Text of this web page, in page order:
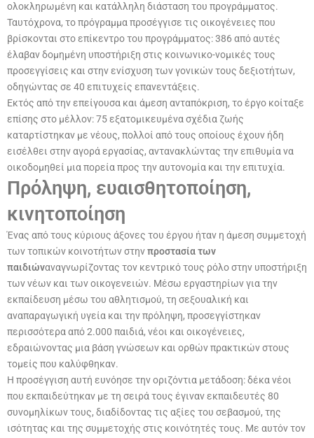
ολοκληρωμένη και κατάλληλη διάσταση του προγράμματος.
Ταυτόχρονα, το πρόγραμμα προσέγγισε τις οικογένειες που
βρίσκονται στο επίκεντρο του προγράμματος: 386 από αυτές
έλαβαν δομημένη υποστήριξη στις κοινωνικο-νομικές τους
προσεγγίσεις και στην ενίσχυση των γονικών τους δεξιοτήτων,
οδηγώντας σε 40 επιτυχείς επανεντάξεις.
Εκτός από την επείγουσα και άμεση ανταπόκριση, το έργο κοίταξε
επίσης στο μέλλον: 75 εξατομικευμένα σχέδια ζωής
καταρτίστηκαν με νέους, πολλοί από τους οποίους έχουν ήδη
εισέλθει στην αγορά εργασίας, αντανακλώντας την επιθυμία να
οικοδομηθεί μια πορεία προς την αυτονομία και την επιτυχία.
Πρόληψη, ευαισθητοποίηση,
κινητοποίηση
Ένας από τους κύριους άξονες του έργου ήταν η άμεση συμμετοχή
των τοπικών κοινοτήτων στηνπροστασία των
παιδιώναναγνωρίζοντας τον κεντρικό τους ρόλο στην υποστήριξη
των νέων και των οικογενειών. Μέσω εργαστηρίων για την
εκπαίδευση μέσω του αθλητισμού, τη σεξουαλική και
αναπαραγωγική υγεία και την πρόληψη, προσεγγίστηκαν
περισσότερα από 2.000 παιδιά, νέοι και οικογένειες,
εδραιώνοντας μια βάση γνώσεων και ορθών πρακτικών στους
τομείς που καλύφθηκαν.
Η προσέγγιση αυτή ευνόησε την οριζόντια μετάδοση: δέκα νέοι
που εκπαιδεύτηκαν με τη σειρά τους έγιναν εκπαιδευτές 80
συνομηλίκων τους, διαδίδοντας τις αξίες του σεβασμού, της
ισότητας και της συμμετοχής στις κοινότητές τους. Με αυτόν τον